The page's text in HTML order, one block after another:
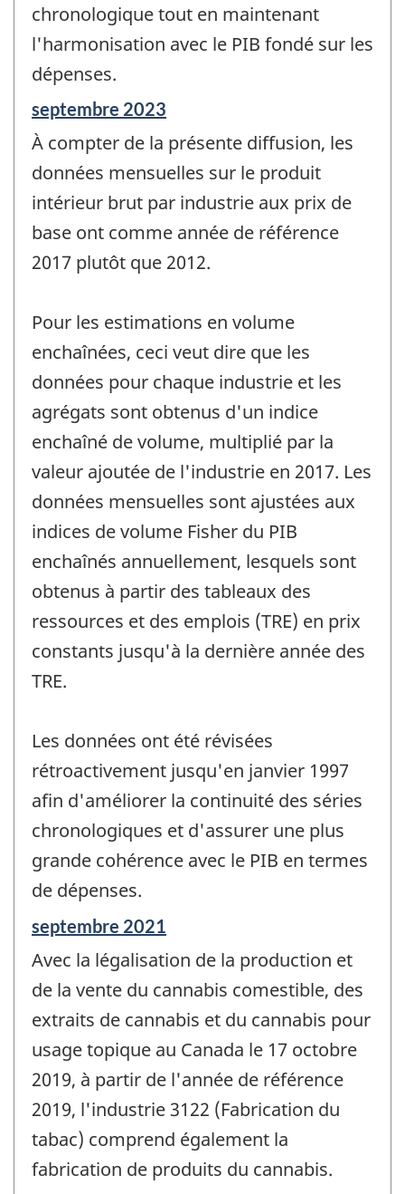
chronologique tout en maintenant
l'harmonisation avec le PIB fondé sur les
dépenses.
Période
de
référence
de
-
septembre 2023
À compter de la présente diffusion, les
données mensuelles sur le produit
intérieur brut par industrie aux prix de
base ont comme année de référence
2017 plutôt que 2012.
Pour les estimations en volume
enchaînées, ceci veut dire que les
données pour chaque industrie et les
agrégats sont obtenus d'un indice
enchaîné de volume, multiplié par la
valeur ajoutée de l'industrie en 2017. Les
données mensuelles sont ajustées aux
indices de volume Fisher du PIB
enchaînés annuellement, lesquels sont
obtenus à partir des tableaux des
ressources et des emplois (TRE) en prix
constants jusqu'à la dernière année des
TRE.
Les données ont été révisées
rétroactivement jusqu'en janvier 1997
afin d'améliorer la continuité des séries
chronologiques et d'assurer une plus
grande cohérence avec le PIB en termes
de dépenses.
Période
référence
de
-
septembre 2021
Avec la légalisation de la production et
de la vente du cannabis comestible, des
extraits de cannabis et du cannabis pour
usage topique au Canada le 17 octobre
2019, à partir de l'année de référence
2019, l'industrie 3122 (Fabrication du
tabac) comprend également la
fabrication de produits du cannabis.